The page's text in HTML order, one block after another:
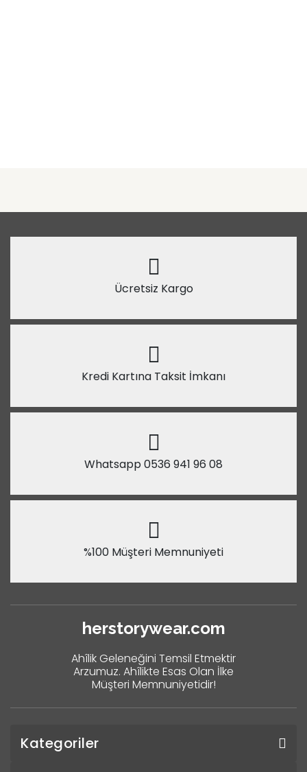
Ücretsiz Kargo
Kredi Kartına Taksit İmkanı
Whatsapp 0536 941 96 08
%100 Müşteri Memnuniyeti
herstorywear.com
Ahîlik Geleneğini Temsil Etmektir
Arzumuz. Ahîlikte Esas Olan İlke
Müşteri Memnuniyetidir!
Kategoriler